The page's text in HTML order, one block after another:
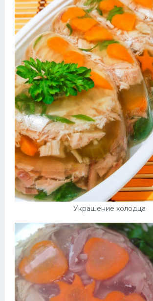
Украшение холодца